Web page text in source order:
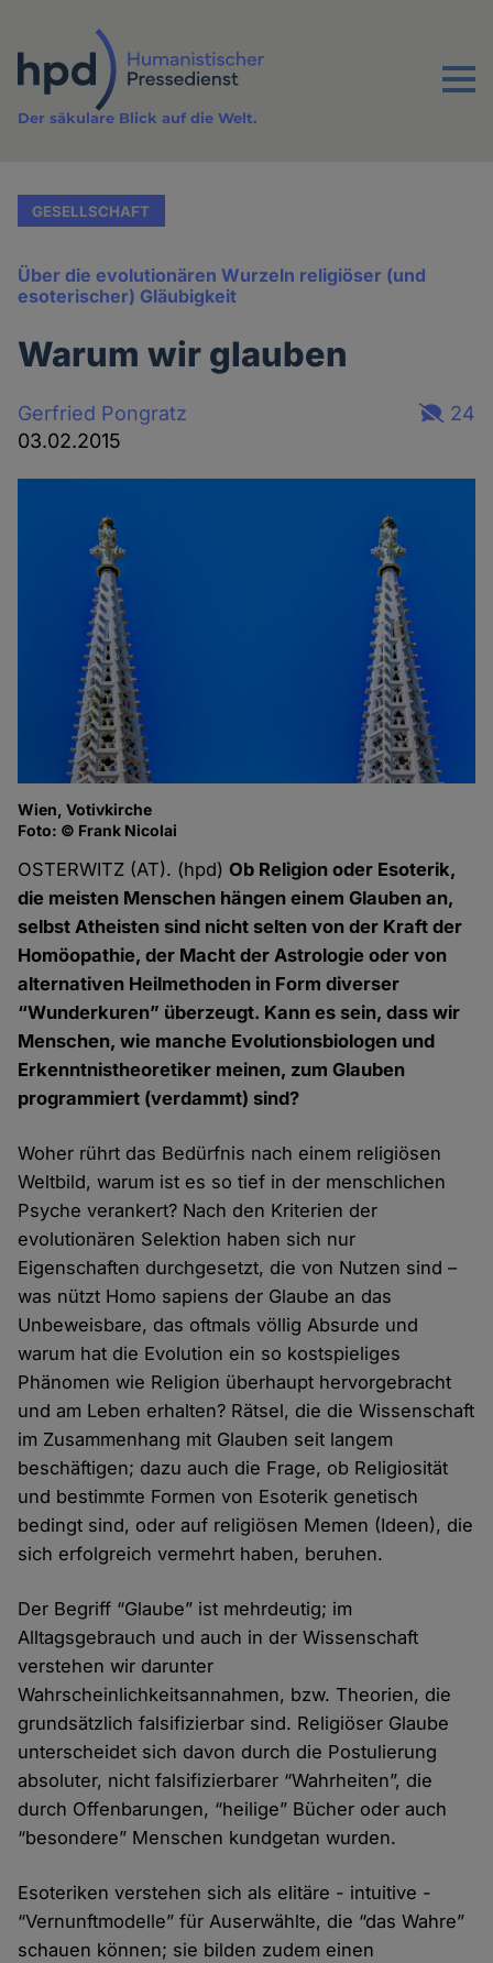
Inhalt
Menu
Der säkulare Blick auf die Welt.
GESELLSCHAFT
Über die evolutionären Wurzeln religiöser (und
esoterischer) Gläubigkeit
Warum wir glauben
Gerfried Pongratz
03.02.2015
24
Wien, Votivkirche
Foto: © Frank Nicolai
OSTERWITZ (AT). (hpd)Ob Religion oder Esoterik,
die meisten Menschen hängen einem Glauben an,
selbst Atheisten sind nicht selten von der Kraft der
Homöopathie, der Macht der Astrologie oder von
alternativen Heilmethoden in Form diverser
“Wunderkuren” überzeugt. Kann es sein, dass wir
Menschen, wie manche Evolutionsbiologen und
Erkenntnistheoretiker meinen, zum Glauben
programmiert (verdammt) sind?
Woher rührt das Bedürfnis nach einem religiösen
Weltbild, warum ist es so tief in der menschlichen
Psyche verankert? Nach den Kriterien der
evolutionären Selektion haben sich nur
Eigenschaften durchgesetzt, die von Nutzen sind –
was nützt Homo sapiens der Glaube an das
Unbeweisbare, das oftmals völlig Absurde und
warum hat die Evolution ein so kostspieliges
Phänomen wie Religion überhaupt hervorgebracht
und am Leben erhalten? Rätsel, die die Wissenschaft
im Zusammenhang mit Glauben seit langem
beschäftigen; dazu auch die Frage, ob Religiosität
und bestimmte Formen von Esoterik genetisch
bedingt sind, oder auf religiösen Memen (Ideen), die
sich erfolgreich vermehrt haben, beruhen.
Der Begriff “Glaube” ist mehrdeutig; im
Alltagsgebrauch und auch in der Wissenschaft
verstehen wir darunter
Wahrscheinlichkeitsannahmen, bzw. Theorien, die
grundsätzlich falsifizierbar sind. Religiöser Glaube
unterscheidet sich davon durch die Postulierung
absoluter, nicht falsifizierbarer “Wahrheiten”, die
durch Offenbarungen, “heilige” Bücher oder auch
“besondere” Menschen kundgetan wurden.
Esoteriken verstehen sich als elitäre - intuitive -
“Vernunftmodelle” für Auserwählte, die “das Wahre”
schauen können; sie bilden zudem einen